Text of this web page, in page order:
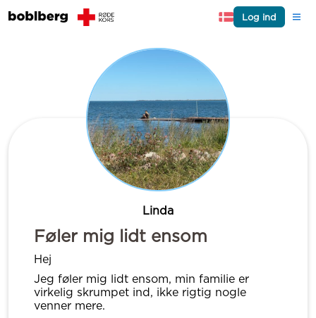
Log ind
Linda
Føler mig lidt ensom
Hej
Jeg føler mig lidt ensom, min familie er
virkelig skrumpet ind, ikke rigtig nogle
venner mere.